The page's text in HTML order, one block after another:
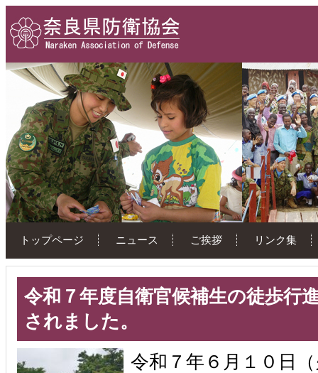
トップページ ニュース ご挨拶 リンク集
令和７年度自衛官候補生の徒歩行
されました。
令和７年６月１０日